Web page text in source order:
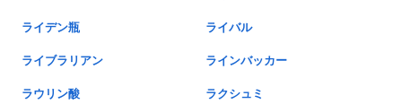
ライデン瓶 ライバル
ライブラリアン ラインバッカー
ラウリン酸 ラクシュミ